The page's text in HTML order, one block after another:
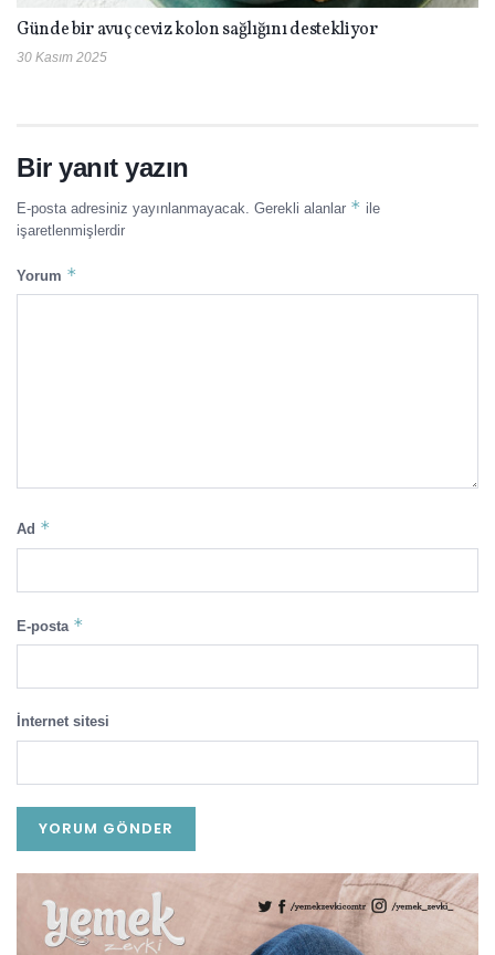
Günde bir avuç ceviz kolon sağlığını destekliyor
30 Kasım 2025
Bir yanıt yazın
E-posta adresiniz yayınlanmayacak. Gerekli alanlar * ile
işaretlenmişlerdir
Yorum *
Ad *
E-posta *
İnternet sitesi